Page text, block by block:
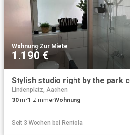
Wohnung·Zur Miete
1.190 €
Lindenplatz, Aachen
30 m²1 ZimmerWohnung
Seit 3 Wochen bei Rentola